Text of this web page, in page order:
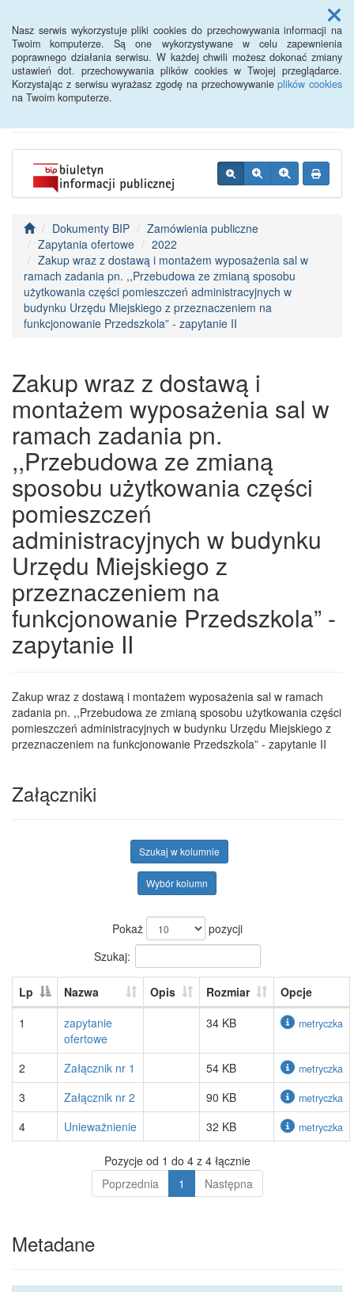
Nasz serwis wykorzystuje pliki cookies do przechowywania informacji na
Twoim komputerze. Są one wykorzystywane w celu zapewnienia
poprawnego działania serwisu. W każdej chwili możesz dokonać zmiany
ustawień dot. przechowywania plików cookies w Twojej przeglądarce.
Korzystając z serwisu wyrażasz zgodę na przechowywanieplików cookies
na Twoim komputerze.
Menu
BIP - Urząd Miejski
Wyśmierzyce
Dokumenty BIP
Zamówienia publiczne
Zapytania ofertowe
2022
Zakup wraz z dostawą i montażem wyposażenia sal w
ramach zadania pn. ,,Przebudowa ze zmianą sposobu
użytkowania części pomieszczeń administracyjnych w
budynku Urzędu Miejskiego z przeznaczeniem na
funkcjonowanie Przedszkola” - zapytanie II
Zakup wraz z dostawą i
montażem wyposażenia sal w
ramach zadania pn.
,,Przebudowa ze zmianą
sposobu użytkowania części
pomieszczeń
administracyjnych w budynku
Urzędu Miejskiego z
przeznaczeniem na
funkcjonowanie Przedszkola” -
zapytanie II
Zakup wraz z dostawą i montażem wyposażenia sal w ramach
zadania pn. ,,Przebudowa ze zmianą sposobu użytkowania części
pomieszczeń administracyjnych w budynku Urzędu Miejskiego z
przeznaczeniem na funkcjonowanie Przedszkola” - zapytanie II
Załączniki
Szukaj w kolumnie
Wybór kolumn
Pokaż
pozycji
Szukaj:
Lp Nazwa Opis Rozmiar
Opcje
1
zapytanie
ofertowe
34 KB metryczka
2 Załącznik nr 1 54 KB metryczka
3 Załącznik nr 2 90 KB metryczka
4 Unieważnienie 32 KB metryczka
Pozycje od 1 do 4 z 4 łącznie
Poprzednia
1 Następna
Metadane